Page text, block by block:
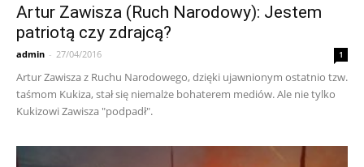
Artur Zawisza (Ruch Narodowy): Jestem
patriotą czy zdrajcą?
admin - 27/04/2016 1
Artur Zawisza z Ruchu Narodowego, dzięki ujawnionym ostatnio tzw.
taśmom Kukiza, stał się niemalże bohaterem mediów. Ale nie tylko
Kukizowi Zawisza "podpadł".